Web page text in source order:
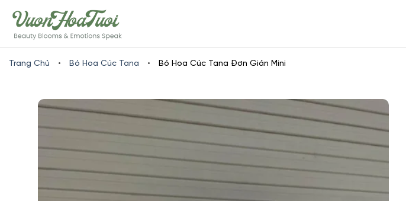
to
content
Trang Chủ • Bó Hoa Cúc Tana • Bó Hoa Cúc Tana Đơn Giản Mini